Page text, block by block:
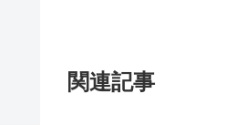
関連記事